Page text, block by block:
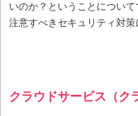
いのか？ということについ
注意すべきセキュリティ対策
クラウドサービス（ク